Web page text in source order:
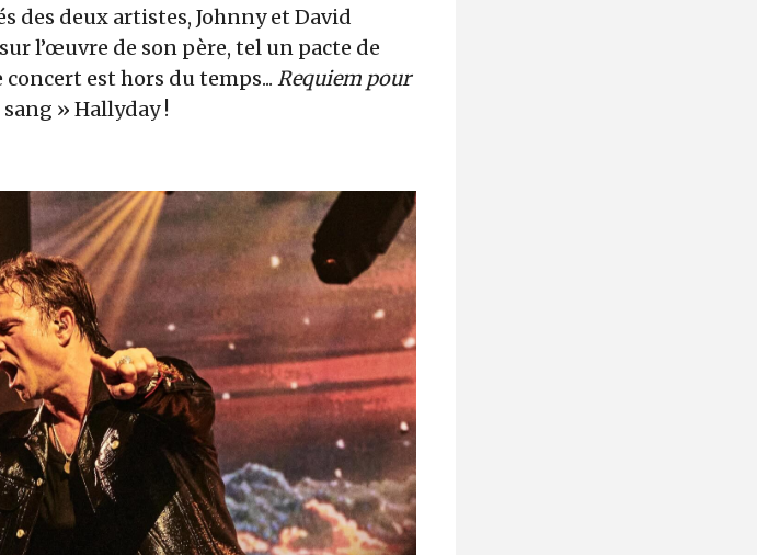
des deux artistes, Johnny et David
l’œuvre de son père, tel un pacte de
est hors du temps... Requiem pour
» Hallyday !